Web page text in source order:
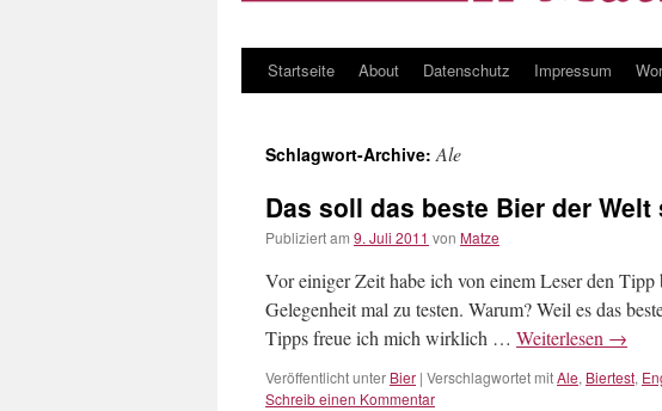
Zum Inhalt springen
Startseite About Datenschutz Impressum
Schlagwort-Archive:Ale
Das soll das beste Bier der Welt
Publiziert am 9. Juli 2011 von Matze
Vor einiger Zeit habe ich von einem Leser den Tipp
Gelegenheit mal zu testen. Warum? Weil es das
Tipps freue ich mich wirklich … Weiterlesen →
Veröffentlicht unter Bier | Verschlagwortet mitAle, Biertest,
Schreib einen Kommentar